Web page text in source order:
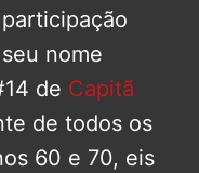
nome
de Capitã
de todos os
60 e 70, eis